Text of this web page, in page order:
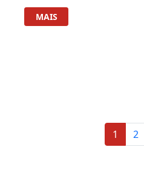
MAIS
1 2